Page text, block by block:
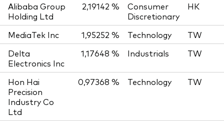
Alibaba Group
Holding Ltd
2,19142 %
Consumer
Discretionary
HK
MediaTek Inc 1,95252 % Technology
TW
Delta
Electronics Inc
1,17648 % Industrials TW
Hon Hai
Precision
Industry Co
Ltd
0,97368 % Technology TW